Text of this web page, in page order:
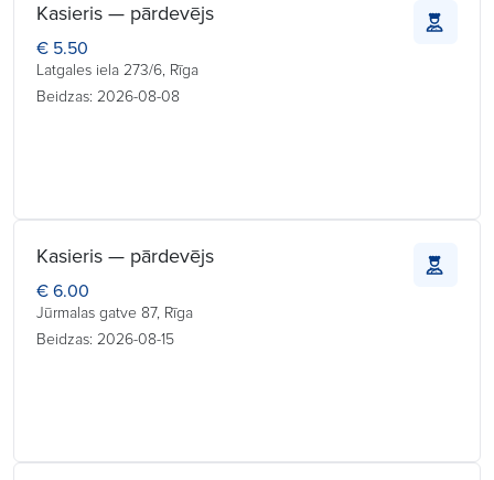
Kasieris — pārdevējs
€ 5.50
Latgales iela 273/6, Rīga
Beidzas: 2026-08-08
Kasieris — pārdevējs
€ 6.00
Jūrmalas gatve 87, Rīga
Beidzas: 2026-08-15